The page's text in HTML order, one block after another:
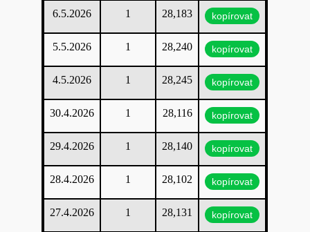
6.5.2026 1 28,183 kopírovat
5.5.2026 1 28,240 kopírovat
4.5.2026 1 28,245 kopírovat
30.4.2026 1 28,116 kopírovat
29.4.2026 1 28,140 kopírovat
28.4.2026 1 28,102 kopírovat
27.4.2026 1 28,131 kopírovat